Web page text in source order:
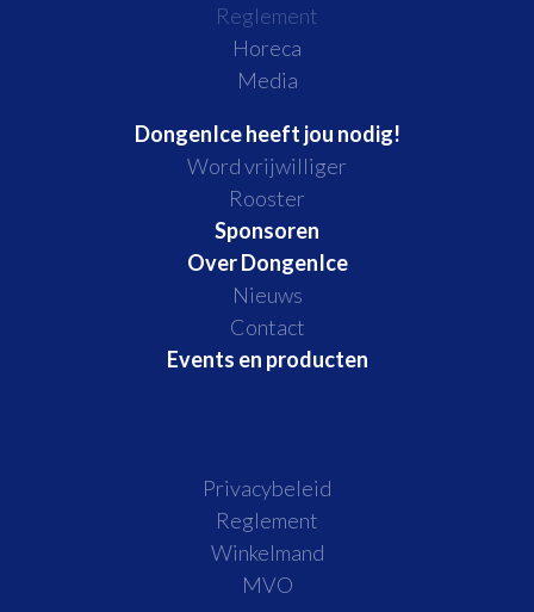
Reglement
Horeca
Media
DongenIce heeft jou nodig!
Word vrijwilliger
Rooster
Sponsoren
Over DongenIce
Nieuws
Contact
Events en producten
Privacybeleid
Reglement
Winkelmand
MVO